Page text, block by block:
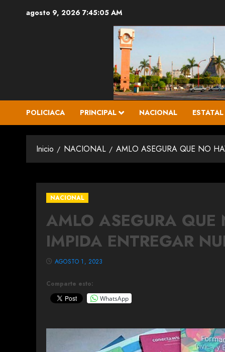
agosto 9, 2026 7:45:07 AM
POLICIACA PRINCIPAL NACIONAL ESTATAL
Inicio NACIONAL AMLO ASEGURA QUE NO
NACIONAL
AMLO ASEGURA
IMPIDA ENTREGAR
Comparte esto:
WhatsApp
AGOSTO 1, 2023